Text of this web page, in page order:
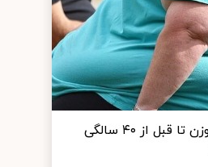
چرا کاهش وزن تا قبل از ۴۰ سالگی